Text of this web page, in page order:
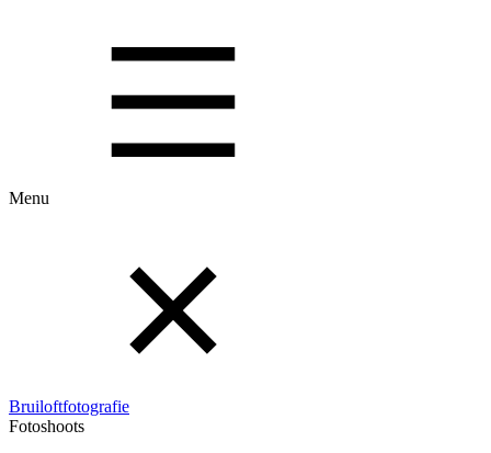
Menu
Bruiloftfotografie
Fotoshoots